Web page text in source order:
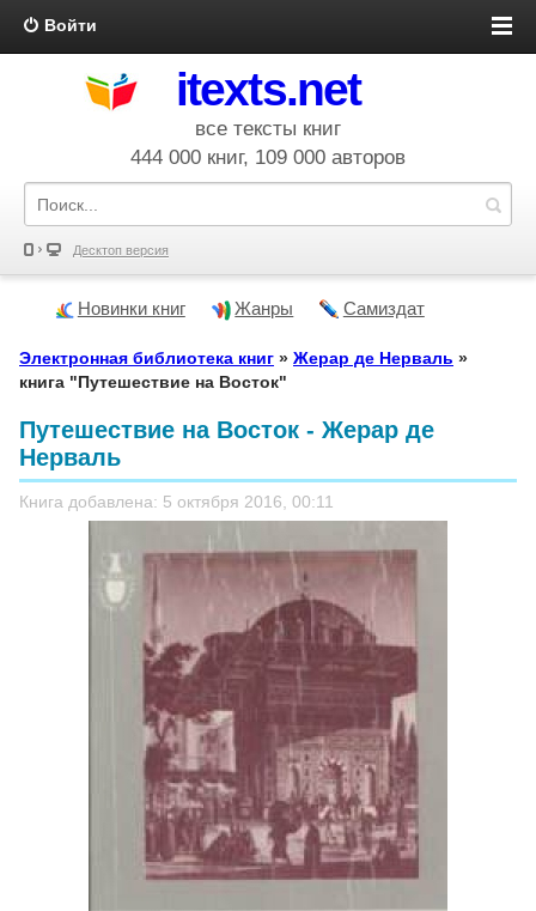
Войти
itexts.net
все тексты книг
444 000 книг, 109 000 авторов
Десктоп версия
Новинки книг Жанры Самиздат
Электронная библиотека книг » Жерар де Нерваль »
книга "Путешествие на Восток"
Путешествие на Восток - Жерар де
Нерваль
Книга добавлена: 5 октября 2016, 00:11